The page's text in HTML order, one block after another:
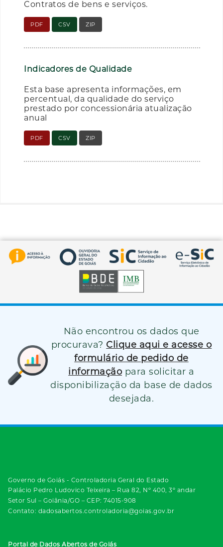
Contratos de bens e serviços.
PDF CSV ZIP
Indicadores de Qualidade
Esta base apresenta informações, em
percentual, da qualidade do serviço
prestado por concessionária atualização
anual
PDF CSV ZIP
Não encontrou os dados que
procurava? Clique aqui e acesse o
formulário de pedido de
informação para solicitar a
disponibilização da base de dados
desejada.
Governo de Goiás - Controladoria Geral do Estado
Palácio Pedro Ludovico Teixeira – Rua 82, Nº 400, 3º andar
Setor Sul – Goiânia/GO – CEP: 74015-908
Contato: dadosabertos.controladoria@goias.gov.br
Portal de Dados Abertos de Goiás